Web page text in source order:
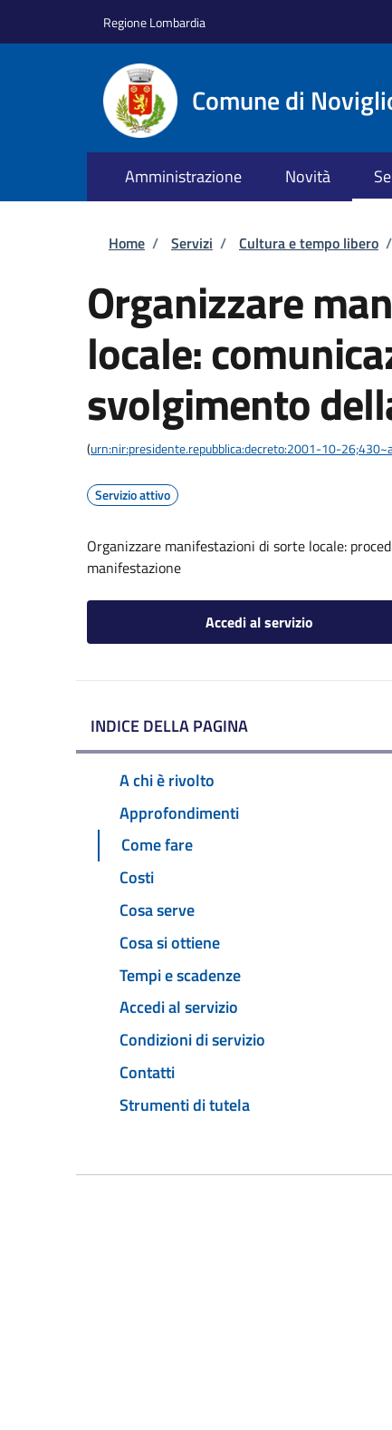
Regione Lombardia
Comune di
Amministrazione Novità
Briciole di pane
Home / Servizi / Cultura e tempo libero /
Organizzare
locale:
svolgimento
(urn:nir:presidente.repubblica:decreto:2001-10-
Servizio attivo
Organizzare manifestazioni di sorte locale:
manifestazione
Accedi al servizio
INDICE DELLA PAGINA
A chi è rivolto
Approfondimenti
Come fare
Costi
Cosa serve
Cosa si ottiene
Tempi e scadenze
Accedi al servizio
Condizioni di servizio
Contatti
Strumenti di tutela